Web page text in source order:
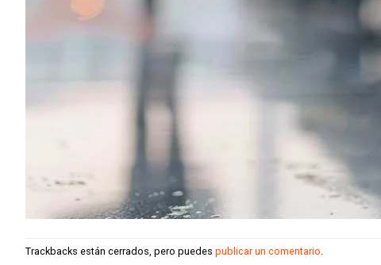
Trackbacks están cerrados, pero puedes publicar un comentario